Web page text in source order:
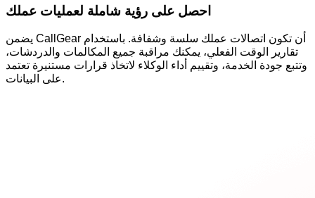
احصل على رؤية شاملة لعمليات عملك
يضمن CallGear أن تكون اتصالات عملك سلسة وشفافة. باستخدام
تقارير الوقت الفعلي، يمكنك مراقبة جميع المكالمات والدردشات،
وتتبع جودة الخدمة، وتقييم أداء الوكلاء لاتخاذ قرارات مستنيرة تعتمد
على البيانات.